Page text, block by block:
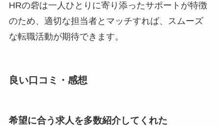
HRの砦は一人ひとりに寄り添ったサポートが特徴
のため、適切な担当者とマッチすれば、スムーズ
な転職活動が期待できます。
良い口コミ・感想
希望に合う求人を多数紹介してくれた